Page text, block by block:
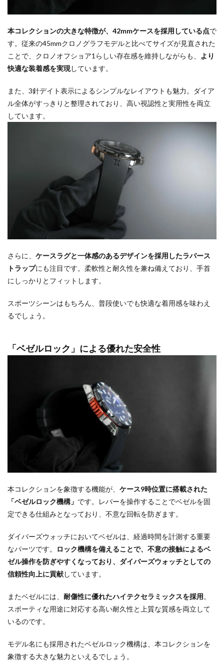
本コレクションの大きな特徴が、42mmケースを採用している点で
す。従来の45mmクロノグラフモデルと比べてサイズが見直された
ことで、クロノオフショア1らしい存在感を維持しながらも、
より
快適な装着感を実現しています。
また、3針デイト表示によるシンプルなレイアウトも魅力。ダイア
ル全体がすっきりと整理されており、高い視認性と実用性を両立
しています。
さらに、 ケースラグと一体感のあるデザインを採用したラバース
トラップにも注目です。柔軟性と耐久性を兼ね備えており、手首
にしっかりとフィットします。
スポーツシーンはもちろん、普段使いでも快適な着用感を味わえ
るでしょう。
「ベゼルロック」による優れた安全性
本コレクションを象徴する機能が、 ケース9時位置に搭載された
「ベゼルロック機構」 です。レバーを操作することでベゼルを固
定できる仕組みとなっており、不意な回転を防ぎます。
ダイバーズウォッチにおいてベゼルは、経過時間を計測する重要
なパーツです。
ロック機構を備えることで、不意の接触によるベ
ゼル操作を防ぎやすくなっており、ダイバーズウォッチとしての
信頼性向上に貢献しています。
またベゼルには、 耐傷性に優れたハイテクセラミックスを採用。
スポーティな用途に対応する高い耐久性と上質な質感を両立して
いるのです。
モデル名にも採用されたベゼルロック機構は、本コレクションを
象徴する大きな魅力といえるでしょう。